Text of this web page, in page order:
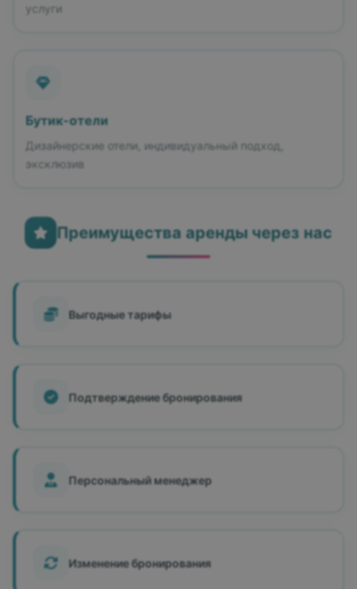
услуги
Бутик-отели
Дизайнерские отели, индивидуальный подход,
эксклюзив
Преимущества аренды через нас
Выгодные тарифы
Подтверждение бронирования
Персональный менеджер
Изменение бронирования